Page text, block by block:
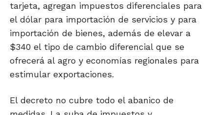
tarjeta, agregan impuestos diferenciales para
el dólar para importación de servicios y para
importación de bienes, además de elevar a
$340 el tipo de cambio diferencial que se
ofrecerá al agro y economías regionales para
estimular exportaciones.
El decreto no cubre todo el abanico de